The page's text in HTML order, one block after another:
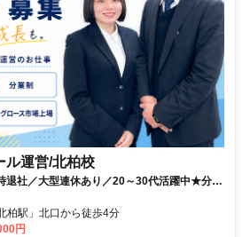
ル運営/北柏校
退社／大型連休あり／20～30代活躍中★分業
トで、子どもたち一人ひとりへの対応やスク
る！
線「北柏駅」北口から徒歩4分
円